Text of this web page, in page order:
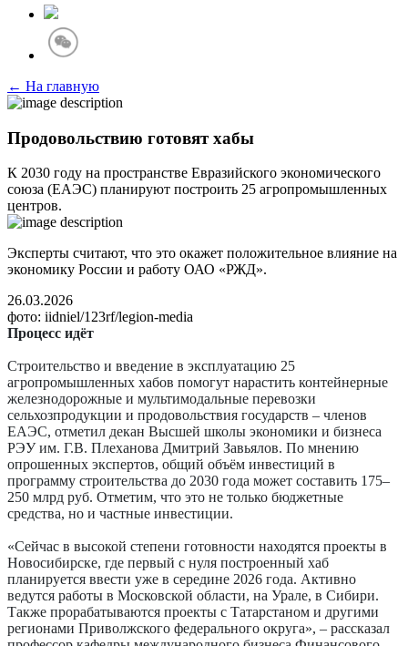
← На главную
Продовольствию готовят хабы
К 2030 году на пространстве Евразийского экономического
союза (ЕАЭС) планируют построить 25 агропромышленных
центров.
Эксперты считают, что это окажет положительное влияние на
экономику России и работу ОАО «РЖД».
26.03.2026
фото: iidniel/123rf/legion-media
Процесс идёт
Строительство и введение в эксплуатацию 25
агропромышленных хабов помогут нарастить контейнерные
железнодорожные и мультимодальные перевозки
сельхозпродукции и продовольствия государств – членов
ЕАЭС, отметил декан Высшей школы экономики и бизнеса
РЭУ им. Г.В. Плеханова Дмитрий Завьялов. По мнению
опрошенных экспертов, общий объём инвестиций в
программу строительства до 2030 года может составить 175–
250 млрд руб. Отметим, что это не только бюджетные
средства, но и частные инвестиции.
«Сейчас в высокой степени готовности находятся проекты в
Новосибирске, где первый с нуля построенный хаб
планируется ввести уже в середине 2026 года. Активно
ведутся работы в Московской области, на Урале, в Сибири.
Также прорабатываются проекты с Татарстаном и другими
регионами Приволжского федерального округа», – рассказал